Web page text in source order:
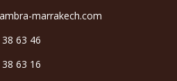
marrakech.com
63 46
63 16